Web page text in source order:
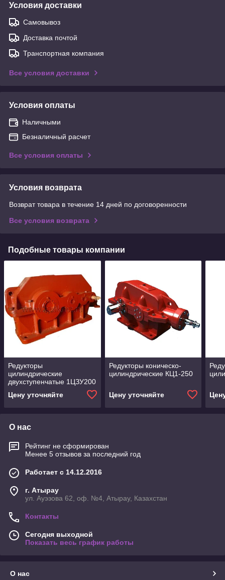
Условия доставки
Самовывоз
Доставка почтой
Транспортная компания
Все условия доставки
Условия оплаты
Наличными
Безналичный расчет
Все условия оплаты
Условия возврата
Возврат товара в течение 14 дней по договоренности
Все условия возврата
Подобные товары компании
Редукторы
цилиндрические
двухступенчатые 1ЦЗУ200
Цену уточняйте
Редукторы коническо-
цилиндрические КЦ1-250
Цену уточняйте
О нас
Рейтинг не сформирован
Менее 5 отзывов за последний год
Работает с 14.12.2016
г. Атырау
ул. Ауэзова 62, оф. №4, Атырау, Казахстан
Контакты
Сегодня выходной
Показать весь график работы
О нас